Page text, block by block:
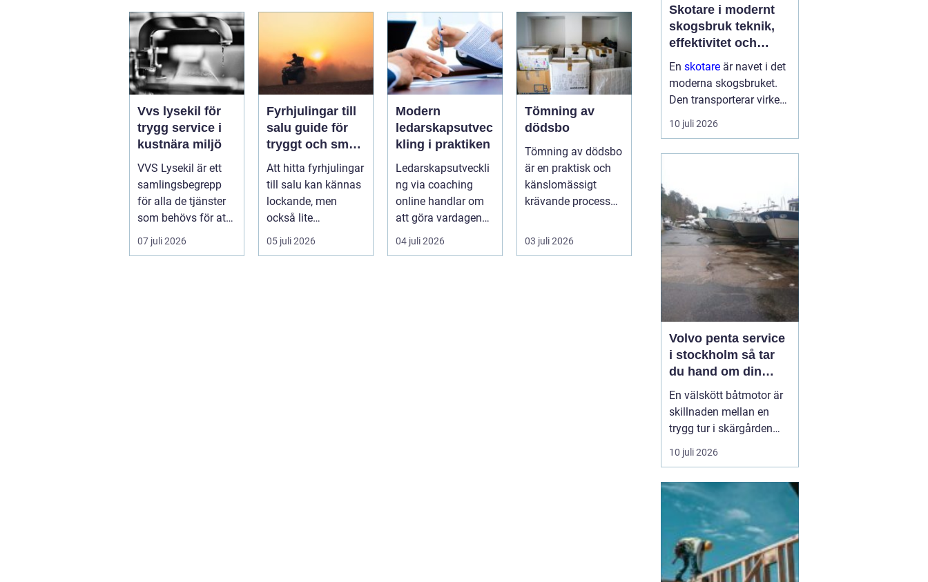
till ...
ofrivilli...
säk...
Vvs lysekil för
trygg service i
kustnära miljö
VVS Lysekil är ett
samlingsbegrepp
för alla de tjänster
som behövs för att
vatten, värme och
avlopp ...
07 juli 2026
Fyrhjulingar till
salu guide för
tryggt och smart
köp
Att hitta fyrhjulingar
till salu kan kännas
lockande, men
också lite
överväldigande.
Utbudet är stor...
05 juli 2026
Modern
ledarskapsutvec
kling i praktiken
Ledarskapsutveckli
ng via coaching
online handlar om
att göra vardagen
som chef både mer
h...
04 juli 2026
Tömning av
dödsbo
Tömning av dödsbo
är en praktisk och
känslomässigt
krävande process
möter en gång ell...
03 juli 2026
Skotare i modernt
skogsbruk teknik,
effektivitet och
hållbarhet
En skotare är navet i det
moderna skogsbruket.
Den transporterar virke
från avverkningsplatsen
till bilväg eller
förhållanden. Rä...
10 juli 2026
Volvo penta service
i stockholm så tar
du hand om din
båtmotor på rätt sätt
En välskött båtmotor är
skillnaden mellan en
trygg tur i skärgården
och en sommar fylld av
ofrivilliga stopp. Många
Stockholmsområdet
använder Volvo Penta,
just eftersom motorerna
är driftsäkra och
anpassade för nordiska
förhållanden. Men ...
10 juli 2026